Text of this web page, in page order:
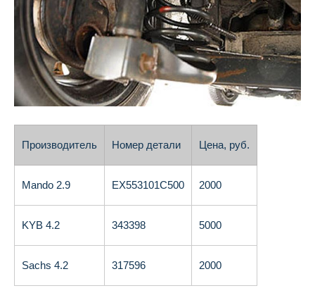
Производитель Номер детали Цена, руб.
Mando 2.9 EX553101C500 2000
KYB 4.2 343398 5000
Sachs 4.2 317596 2000